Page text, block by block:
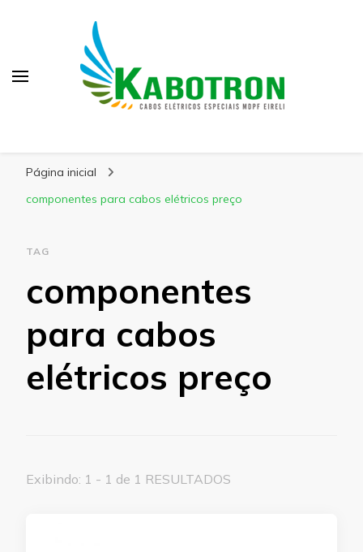
Página inicial
componentes para cabos elétricos preço
TAG
componentes
para cabos
elétricos preço
Exibindo: 1 - 1 de 1 RESULTADOS